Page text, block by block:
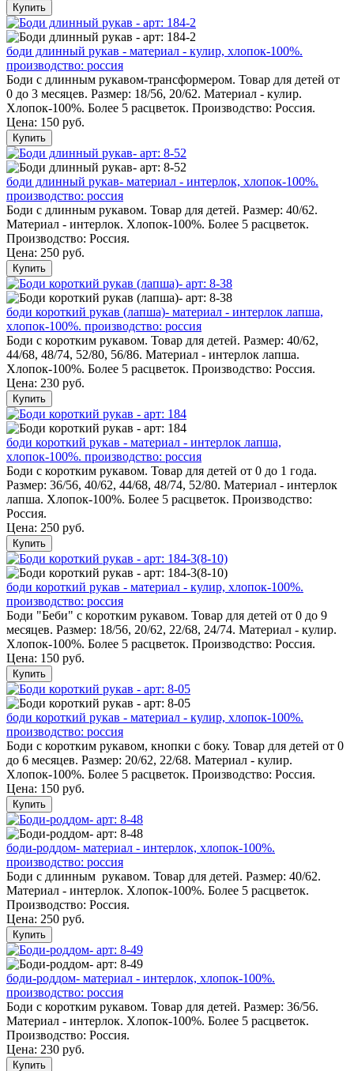
Купить
боди длинный рукав - материал - кулир, хлопок-100%.
производство: россия
Боди с длинным рукавом-трансформером. Товар для детей от
0 до 3 месяцев. Размер: 18/56, 20/62. Материал - кулир.
Хлопок-100%. Более 5 расцветок. Производство: Россия.
Цена: 150 руб.
Купить
боди длинный рукав- материал - интерлок, хлопок-100%.
производство: россия
Боди с длинным рукавом. Товар для детей. Размер: 40/62.
Материал - интерлок. Хлопок-100%. Более 5 расцветок.
Производство: Россия.
Цена: 250 руб.
Купить
боди короткий рукав (лапша)- материал - интерлок лапша,
хлопок-100%. производство: россия
Боди с коротким рукавом. Товар для детей. Размер: 40/62,
44/68, 48/74, 52/80, 56/86. Материал - интерлок лапша.
Хлопок-100%. Более 5 расцветок. Производство: Россия.
Цена: 230 руб.
Купить
боди короткий рукав - материал - интерлок лапша,
хлопок-100%. производство: россия
Боди с коротким рукавом. Товар для детей от 0 до 1 года.
Размер: 36/56, 40/62, 44/68, 48/74, 52/80. Материал - интерлок
лапша. Хлопок-100%. Более 5 расцветок. Производство:
Россия.
Цена: 250 руб.
Купить
боди короткий рукав - материал - кулир, хлопок-100%.
производство: россия
Боди "Беби" с коротким рукавом. Товар для детей от 0 до 9
месяцев. Размер: 18/56, 20/62, 22/68, 24/74. Материал - кулир.
Хлопок-100%. Более 5 расцветок. Производство: Россия.
Цена: 150 руб.
Купить
боди короткий рукав - материал - кулир, хлопок-100%.
производство: россия
Боди с коротким рукавом, кнопки с боку. Товар для детей от 0
до 6 месяцев. Размер: 20/62, 22/68. Материал - кулир.
Хлопок-100%. Более 5 расцветок. Производство: Россия.
Цена: 150 руб.
Купить
боди-роддом- материал - интерлок, хлопок-100%.
производство: россия
Боди с длинным рукавом. Товар для детей. Размер: 40/62.
Материал - интерлок. Хлопок-100%. Более 5 расцветок.
Производство: Россия.
Цена: 250 руб.
Купить
боди-роддом- материал - интерлок, хлопок-100%.
производство: россия
Боди с коротким рукавом. Товар для детей. Размер: 36/56.
Материал - интерлок. Хлопок-100%. Более 5 расцветок.
Производство: Россия.
Цена: 230 руб.
Купить